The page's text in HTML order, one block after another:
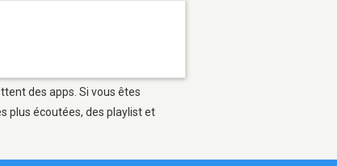
des apps. Si vous êtes
plus écoutées, des playlist et